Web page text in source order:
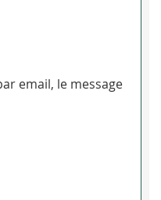
email, le message